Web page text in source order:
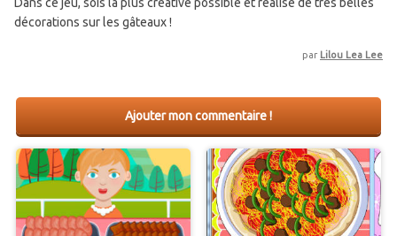
décorations sur les gâteaux !
par Lilou Lea Lee
Ajouter mon commentaire !